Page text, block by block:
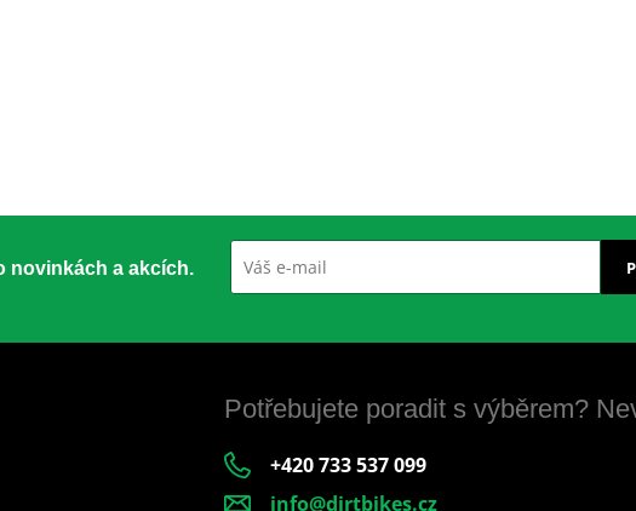
novinkách a akcích.
Potřebujete poradit s výběrem?
+420 733 537 099
info@dirtbikes.cz